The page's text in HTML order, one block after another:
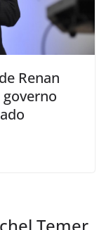
Renan